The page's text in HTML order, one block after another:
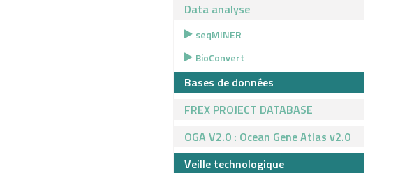
Data analyse
seqMINER
BioConvert
Bases de données
FREX PROJECT DATABASE
OGA V2.0 : Ocean Gene Atlas v2.0
Veille technologique